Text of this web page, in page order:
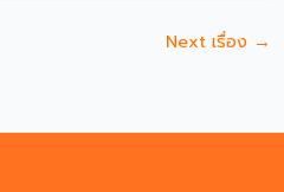
Next เรื่อง →